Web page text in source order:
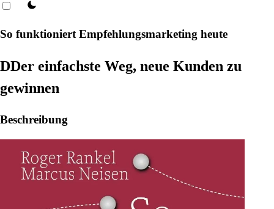
theme switcher
So funktioniert Empfehlungsmarketing heute
DDer einfachste Weg, neue Kunden zu
gewinnen
Beschreibung